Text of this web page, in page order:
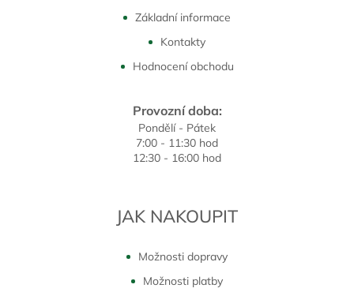
Základní informace
Kontakty
Hodnocení obchodu
Provozní doba:
Pondělí - Pátek
7:00 - 11:30 hod
12:30 - 16:00 hod
JAK NAKOUPIT
Možnosti dopravy
Možnosti platby